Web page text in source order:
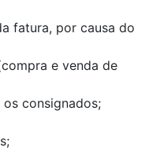
fatura, por causa do
e venda de
consignados;